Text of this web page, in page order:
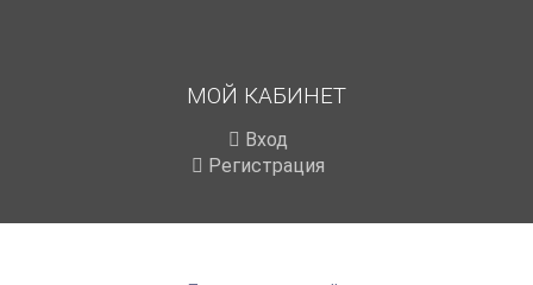
МОЙ КАБИНЕТ
Вход
Регистрация